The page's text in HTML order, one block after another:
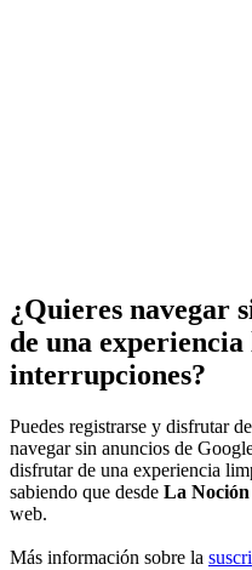
¿Quieres navegar
de una
interrupciones?
Puedes registrarse y disfrutar
navegar sin anuncios de
disfrutar de una experiencia
sabiendo que desde La Noción
web.
Más información sobre la